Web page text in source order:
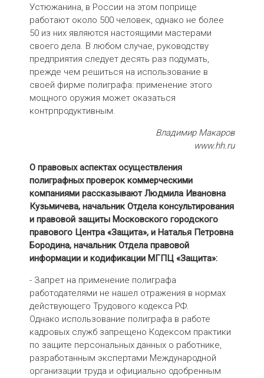
Устюжанина, в России на этом поприще
работают около 500 человек, однако не более
50 из них являются настоящими мастерами
своего дела. В любом случае, руководству
предприятия следует десять раз подумать,
прежде чем решиться на использование в
своей фирме полиграфа: применение этого
мощного оружия может оказаться
контрпродуктивным.
Владимир Макаров
www.hh.ru
О правовых аспектах осуществления
полиграфных проверок коммерческими
компаниями рассказывают Людмила Ивановна
Кузьмичева, начальник Отдела консультирования
и правовой защиты Московского городского
правового Центра «Защита», и Наталья Петровна
Бородина, начальник Отдела правовой
информации и кодификации МГПЦ «Защита»:
- Запрет на применение полиграфа
работодателями не нашел отражения в нормах
действующего Трудового кодекса РФ.
Однако использование полиграфа в работе
кадровых служб запрещено Кодексом практики
по защите персональных данных о работнике,
разработанным экспертами Международной
организации труда и официально одобренным